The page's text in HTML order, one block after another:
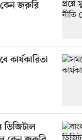
কেন জরুরি
ডিজিটাল